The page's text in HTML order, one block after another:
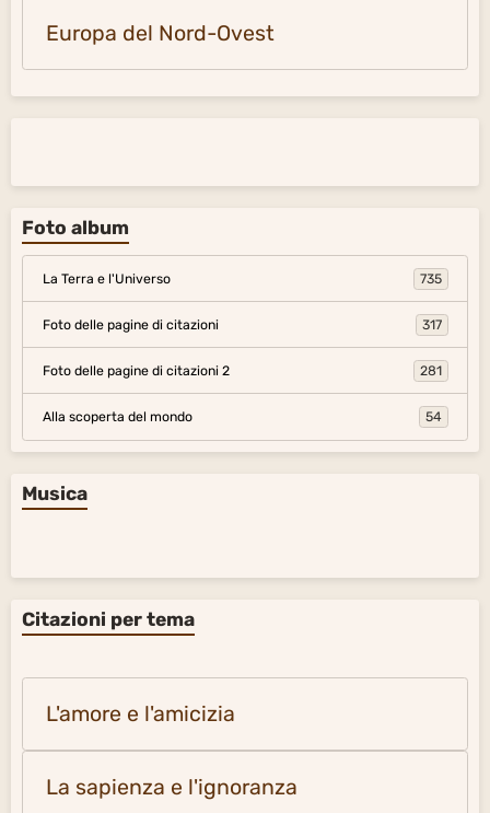
Europa del Nord-Ovest
Foto album
La Terra e l'Universo 735
Foto delle pagine di citazioni 317
Foto delle pagine di citazioni 2 281
Alla scoperta del mondo 54
Musica
Citazioni per tema
L'amore e l'amicizia
La sapienza e l'ignoranza